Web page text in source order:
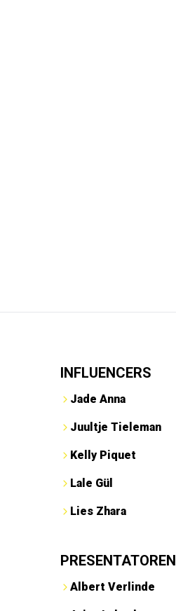
INFLUENCERS
Jade Anna
Juultje Tieleman
Kelly Piquet
Lale Gül
Lies Zhara
PRESENTATOREN
Albert Verlinde